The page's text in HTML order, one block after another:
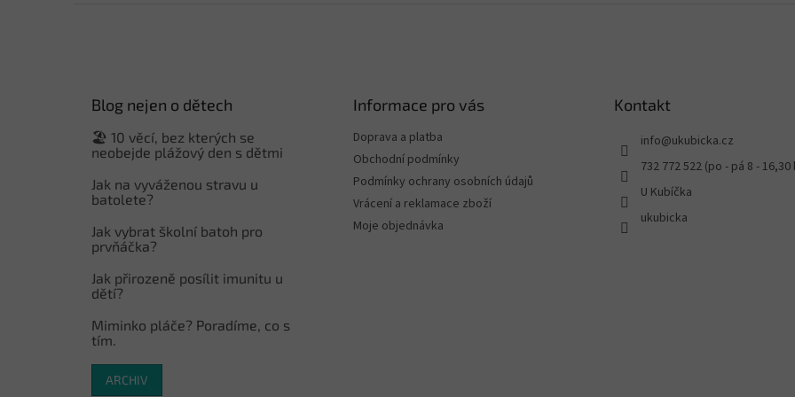
Blog nejen o dětech
🏖️ 10 věcí, bez kterých se
neobejde plážový den s dětmi
Jak na vyváženou stravu u
batolete?
Jak vybrat školní batoh pro
prvňáčka?
Jak přirozeně posílit imunitu u
dětí?
Miminko pláče? Poradíme, co s
tím.
ARCHIV
Informace pro vás
Doprava a platba
Obchodní podmínky
Podmínky ochrany osobních údajů
Vrácení a reklamace zboží
Moje objednávka
Kontakt
info@ukubicka.cz
732 772 522 (po - pá 8 - 16,30
U Kubíčka
ukubicka